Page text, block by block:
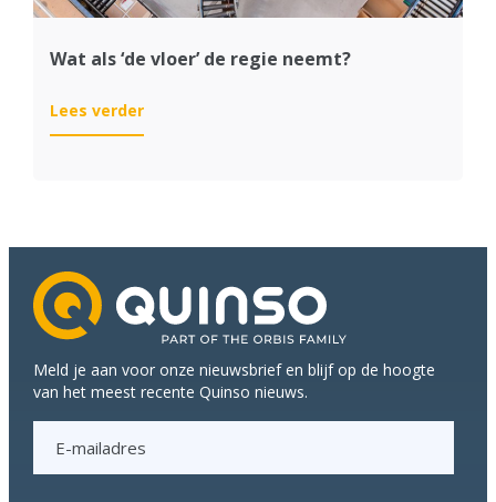
Wat als ‘de vloer’ de regie neemt?
Lees verder:
Wat
Meld je aan voor onze nieuwsbrief en blijf op de hoogte
van het meest recente Quinso nieuws.